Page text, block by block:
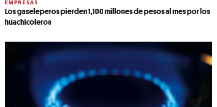
EMPRESAS
Los gaseleperos pierden 1,100 millones de pesos al mes por los
huachicoleros